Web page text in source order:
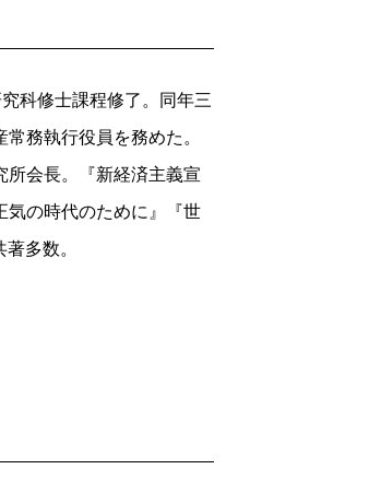
科修士課程修了。同年三
務執行役員を務めた。
所会長。『新経済主義宣
の時代のために』『世
多数。